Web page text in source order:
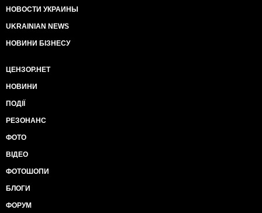
НОВОСТИ УКРАИНЫ
UKRAINIAN NEWS
НОВИНИ БІЗНЕСУ
ЦЕНЗОР.НЕТ
НОВИНИ
ПОДІЇ
РЕЗОНАНС
ФОТО
ВІДЕО
ФОТОШОПИ
БЛОГИ
ФОРУМ